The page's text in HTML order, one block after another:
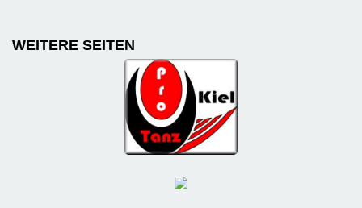
WEITERE SEITEN